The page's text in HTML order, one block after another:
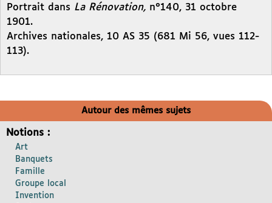
Portrait dans La Rénovation, n°140, 31 octobre
1901.
Archives nationales, 10 AS 35 (681 Mi 56, vues 112-
113).
Autour des mêmes sujets
Notions :
Art
Banquets
Famille
Groupe local
Invention